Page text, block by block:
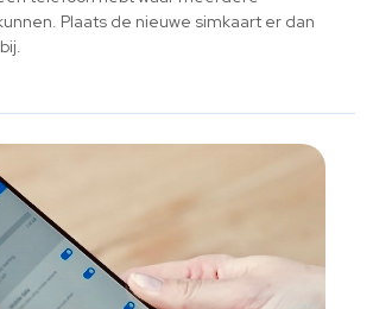
Plaats de nieuwe simkaart er dan